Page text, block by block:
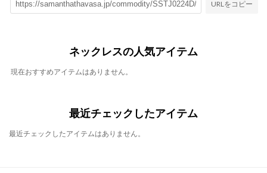
URLをコピー
ネックレスの人気アイテム
現在おすすめアイテムはありません。
最近チェックしたアイテム
最近チェックしたアイテムはありません。